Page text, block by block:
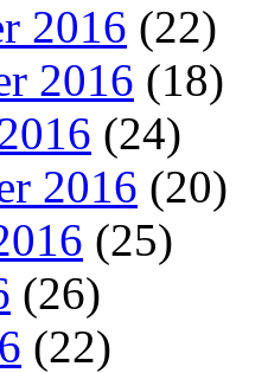
2016 (22)
2016 (18)
(24)
2016 (20)
(25)
(26)
(22)